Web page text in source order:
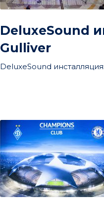
DeluxeSound
Gulliver
DeluxeSound